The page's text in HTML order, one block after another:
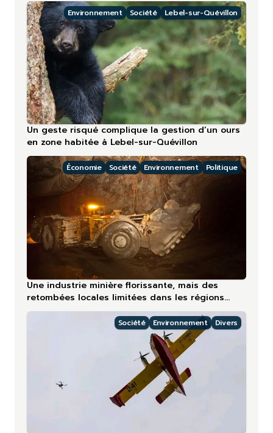
Environnement Société Lebel-sur-Quévillon
Un geste risqué complique la gestion d’un ours
en zone habitée à Lebel-sur-Quévillon
Économie Société Environnement Politique
Une industrie minière florissante, mais des
retombées locales limitées dans les régions
nordiques
Société Environnement Divers